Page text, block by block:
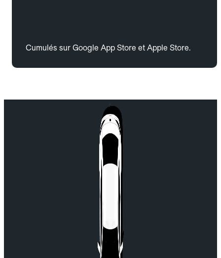
Cumulés sur Google App Store et Apple Store.